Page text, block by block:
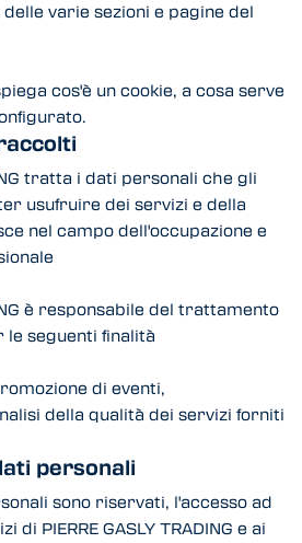
varie sezioni e pagine del
cos'è un cookie, a cosa serve
tratta i dati personali che gli
usufruire dei servizi e della
nel campo dell'occupazione e
è responsabile del trattamento
seguenti finalità
di eventi,
della qualità dei servizi forniti
personali
sono riservati, l'accesso ad
di PIERRE GASLY TRADING e ai